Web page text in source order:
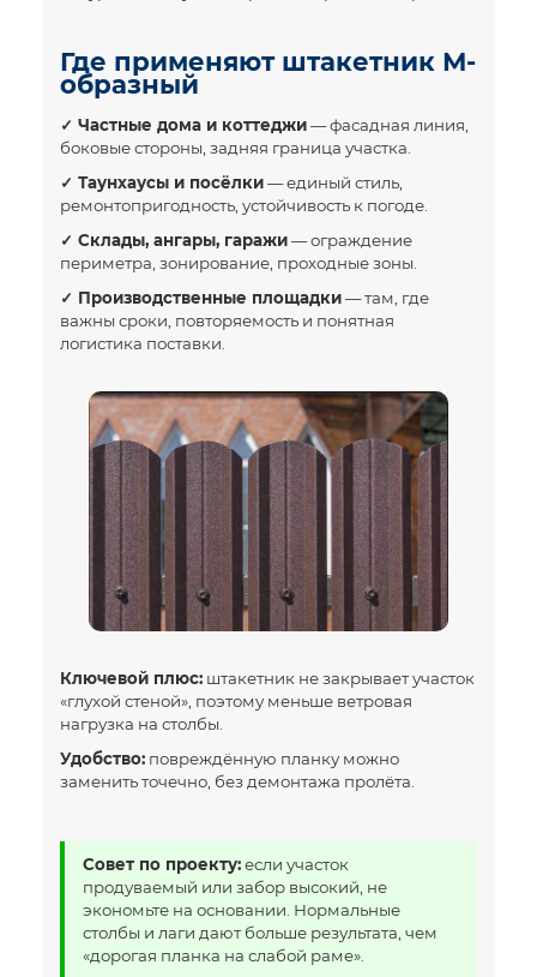
Где применяют штакетник М-
образный
✓ Частные дома и коттеджи— фасадная линия,
боковые стороны, задняя граница участка.
✓ Таунхаусы и посёлки— единый стиль,
ремонтопригодность, устойчивость к погоде.
✓ Склады, ангары, гаражи— ограждение
периметра, зонирование, проходные зоны.
✓ Производственные площадки— там, где
важны сроки, повторяемость и понятная
логистика поставки.
Ключевой плюс: штакетник не закрывает участок
«глухой стеной», поэтому меньше ветровая
нагрузка на столбы.
Удобство: повреждённую планку можно
заменить точечно, без демонтажа пролёта.
Совет по проекту:если участок
продуваемый или забор высокий, не
экономьте на основании. Нормальные
столбы и лаги дают больше результата, чем
«дорогая планка на слабой раме».